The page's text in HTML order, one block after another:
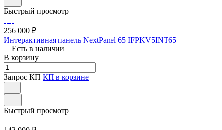
Быстрый просмотр
256 000 ₽
Интерактивная панель NextPanel 65 IFPKV5INT65
Есть в наличии
В корзину
Запрос КП КП в корзине
Быстрый просмотр